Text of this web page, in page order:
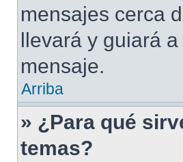
mensajes cerca
llevará y guiará
mensaje.
Arriba
» ¿Para qué
temas?